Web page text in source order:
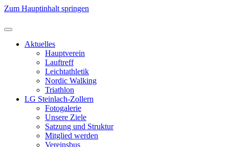
Zum Hauptinhalt springen
Aktuelles
Hauptverein
Lauftreff
Leichtathletik
Nordic Walking
Triathlon
LG Steinlach-Zollern
Fotogalerie
Unsere Ziele
Satzung und Struktur
Mitglied werden
Vereinsbus